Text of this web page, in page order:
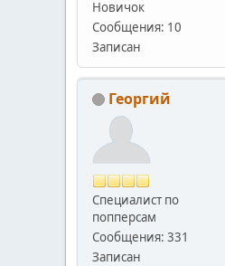
Новичок
Сообщения: 10
Записан
Георгий
Специалист по
попперсам
Сообщения: 331
Записан